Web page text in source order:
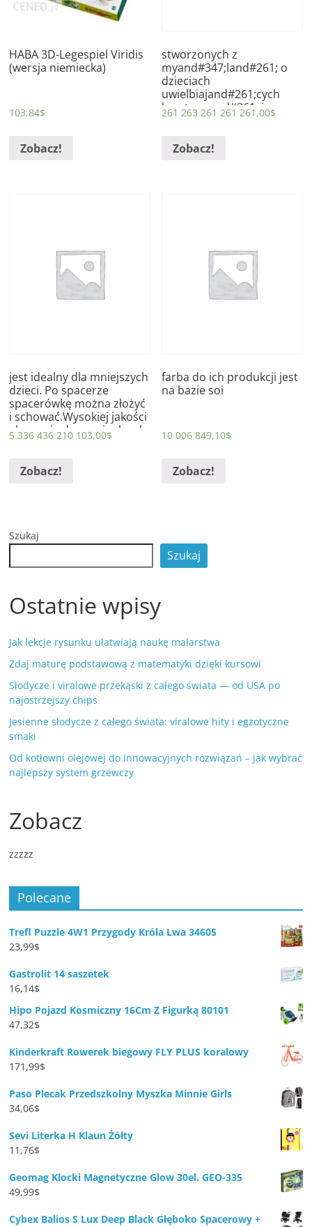
HABA 3D-Legespiel Viridis
(wersja niemiecka)
103,84$
Zobacz!
stworzonych z
myand#347;land#261; o
dzieciach
uwielbiajand#261;cych
kreatywnand#261; i
konstruktywnand#261;
majsterkowanie.
261 263 261 261 261,00$
Zobacz!
jest idealny dla mniejszych
dzieci. Po spacerze
spacerówkę można złożyć
i schować.Wysokiej jakości
akcesoria do oryginalnych
lalek BABY born.Dla
5 336 436 210 103,00$
Zobacz!
farba do ich produkcji jest
na bazie soi
10 006 849,10$
Zobacz!
Szukaj
Szukaj
Ostatnie wpisy
Jak lekcje rysunku ułatwiają naukę malarstwa
Zdaj maturę podstawową z matematyki dzięki kursowi
Słodycze i viralowe przekąski z całego świata — od USA po
najostrzejszy chips
Jesienne słodycze z całego świata: viralowe hity i egzotyczne
smaki
Od kotłowni olejowej do innowacyjnych rozwiązań – jak wybrać
najlepszy system grzewczy
Zobacz
zzzzz
Polecane
Trefl Puzzle 4W1 Przygody Króla Lwa 34605
23,99$
Gastrolit 14 saszetek
16,14$
Hipo Pojazd Kosmiczny 16Cm Z Figurką 80101
47,32$
Kinderkraft Rowerek biegowy FLY PLUS koralowy
171,99$
Paso Plecak Przedszkolny Myszka Minnie Girls
34,06$
Sevi Literka H Klaun Żółty
11,76$
Geomag Klocki Magnetyczne Glow 30el. GEO-335
49,99$
Cybex Balios S Lux Deep Black Głęboko Spacerowy +